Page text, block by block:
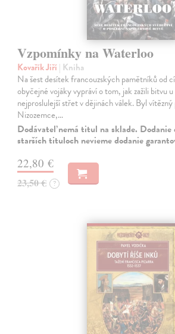
Vzpomínky na Waterloo
Kovařík Jiří | Kniha
Na šest desítek francouzských pamětníků od
obyčejné vojáky vypráví o tom, jak zažili bitvu
nejproslulejší střet v dějinách válek. Byl
Nizozemce,…
Dodávateľ nemá titul na sklade.
starších tituloch nevieme dodanie
22,80 €
23,50 € ?